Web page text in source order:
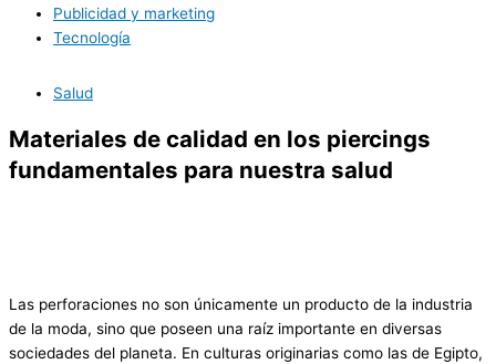
Publicidad y marketing
Tecnología
Salud
Materiales de calidad en los piercings
fundamentales para nuestra salud
Las perforaciones no son únicamente un producto de la industria
de la moda, sino que poseen una raíz importante en diversas
sociedades del planeta. En culturas originarias como las de Egipto,